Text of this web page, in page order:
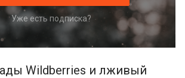
Уже есть подписка?
Wildberries и лживый